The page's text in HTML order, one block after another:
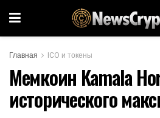
Главная ICO и токены
Мемкоин Kamala
исторического